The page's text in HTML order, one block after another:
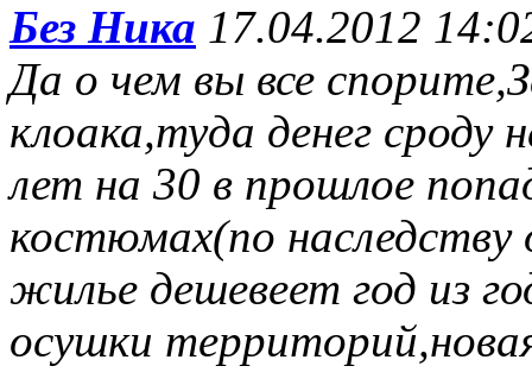
Без Ника 17.04.2012
Да о чем вы все
клоака,туда денег сроду
лет на 30 в прошлое
костюмах(по наследству
жилье дешевеет год из
осушки